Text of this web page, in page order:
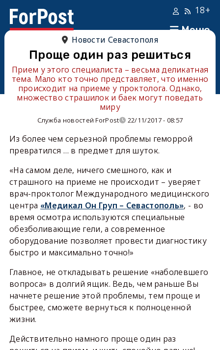
Меню
18+
Новости Севастополя
Проще один раз решиться
Прием у этого специалиста – весьма деликатная
тема. Мало кто точно представляет, что именно
происходит на приеме у проктолога. Однако,
множество страшилок и баек могут поведать
миру
Служба новостей ForPost 22/11/2017 - 08:57
Из более чем серьезной проблемы геморрой
превратился … в предмет для шуток.
«На самом деле, ничего смешного, как и
страшного на приеме не происходит – уверяет
врач-проктолог Международного медицинского
центра «Медикал Он Груп – Севастополь», - во
время осмотра используются специальные
обезболивающие гели, а современное
оборудование позволяет провести диагностику
быстро и максимально точно!»
Главное, не откладывать решение «наболевшего
вопроса» в долгий ящик. Ведь, чем раньше Вы
начнете решение этой проблемы, тем проще и
быстрее, сможете вернуться к полноценной
жизни.
Действительно намного проще один раз